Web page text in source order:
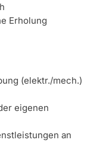
Erholung
(elektr./mech.)
eigenen
an